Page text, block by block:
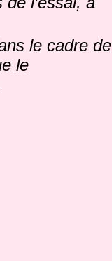
le cadre de
le